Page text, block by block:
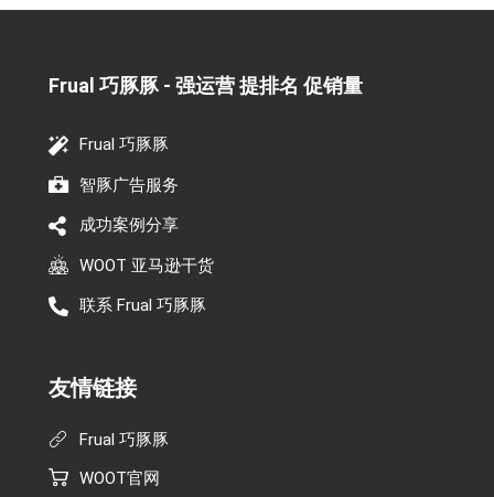
Frual 巧豚豚 - 强运营 提排名 促销量​
Frual 巧豚豚
智豚广告服务
成功案例分享
WOOT 亚马逊干货
联系 Frual 巧豚豚
友情链接
Frual 巧豚豚
WOOT官网